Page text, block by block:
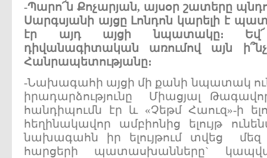
-Պարո՜ն Քոչարյան, այսօր շատերը
Սարգսյանի այցը Լոնդոն կարելի է
էր
այդ այցի նպատակը։ Եվ՜
դիվանագիտական
առումով այն
ի՞նչ
Հանրապետությանը։
-Նախագահի այցի մի քանի նպատակ
իրադարձությունը Միացյալ
հանդիպումն էր և «Չեթմ Հաուզ»-ի
հեղինակավոր ամբիոնից ելույթ
նախագահն իր ելույթում տվեց մեզ
հարցերի պատասխանները`